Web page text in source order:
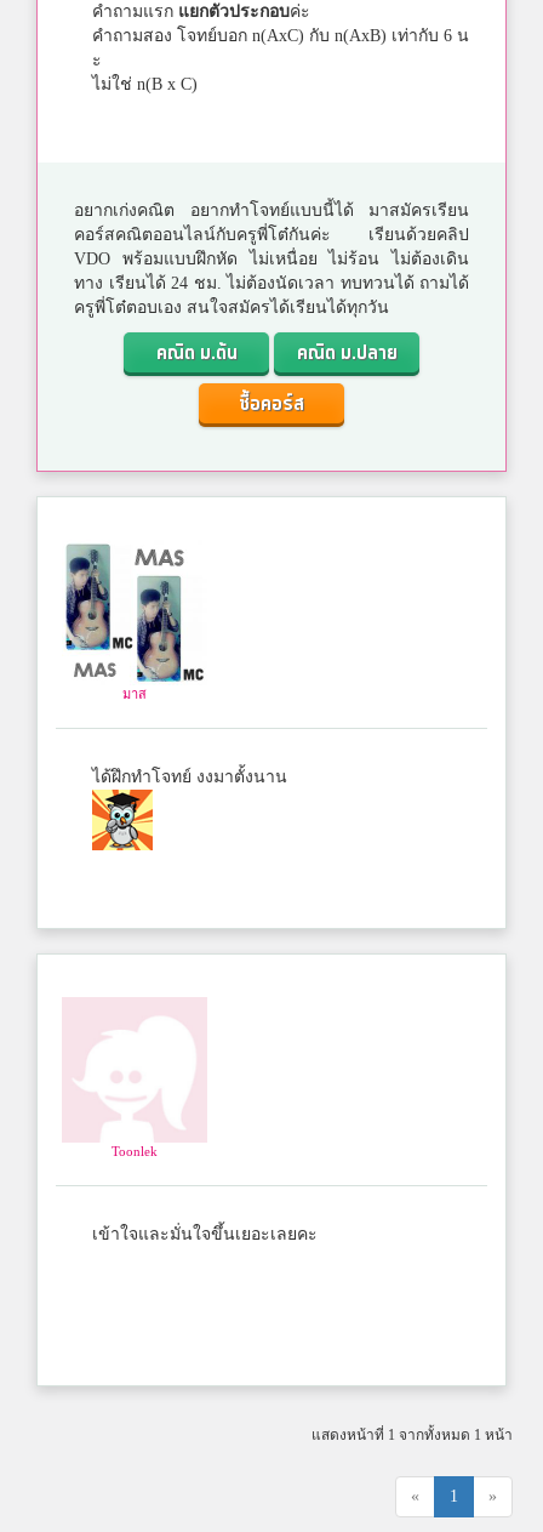
คำถามแรก แยกตัวประกอบค่ะ
คำถามสอง โจทย์บอก n(AxC) กับ n(AxB) เท่ากับ 6 น
ะ
ไม่ใช่ n(B x C)
อยากเก่งคณิต อยากทำโจทย์แบบนี้ได้ มาสมัครเรียน
คอร์สคณิตออนไลน์กับครูพี่โต๋กันค่ะ เรียนด้วยคลิป
VDO พร้อมแบบฝึกหัด ไม่เหนื่อย ไม่ร้อน ไม่ต้องเดิน
ทาง เรียนได้ 24 ชม. ไม่ต้องนัดเวลา ทบทวนได้ ถามได้
ครูพี่โต๋ตอบเอง สนใจสมัครได้เรียนได้ทุกวัน
คณิต ม.ต้น
คณิต ม.ปลาย
ซื้อคอร์ส
มาส
ได้ฝึกทำโจทย์ งงมาตั้งนาน
Toonlek
เข้าใจและมั่นใจขึ้นเยอะเลยคะ
แสดงหน้าที่ 1 จากทั้งหมด 1 หน้า
« 1 »